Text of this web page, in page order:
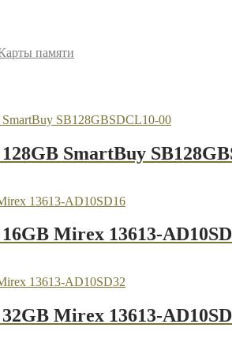
памяти
SmartBuy
Mirex 13613-
Mirex 13613-